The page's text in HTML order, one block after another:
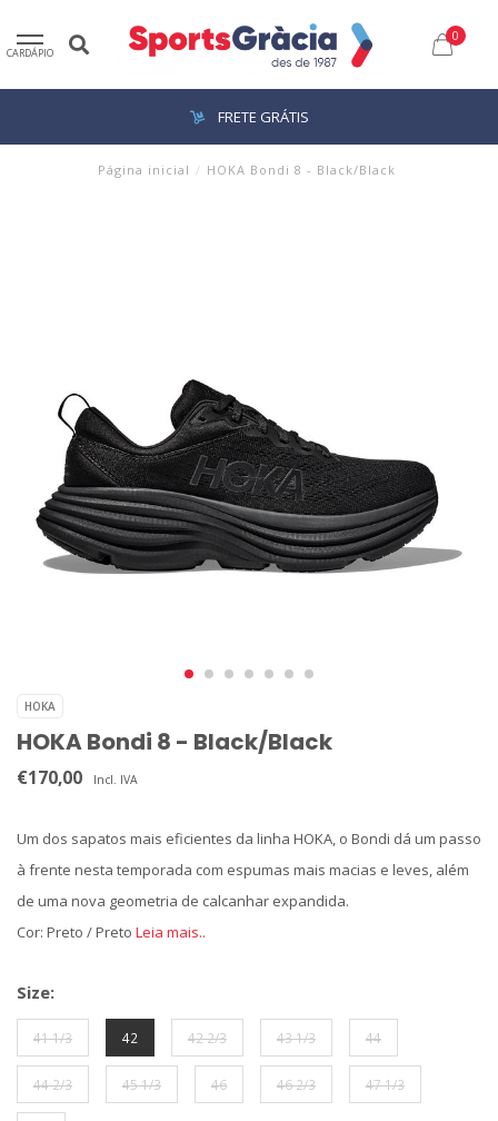
CARDÁPIO
0
FRETE GRÁTIS
Página inicial / HOKA Bondi 8 - Black/Black
HOKA
HOKA Bondi 8 - Black/Black
€170,00 Incl. IVA
Um dos sapatos mais eficientes da linha HOKA, o Bondi dá um passo
à frente nesta temporada com espumas mais macias e leves, além
de uma nova geometria de calcanhar expandida.
Cor: Preto / Preto Leia mais..
Size:
41 1/3 42 42 2/3 43 1/3 44
44 2/3 45 1/3 46 46 2/3 47 1/3